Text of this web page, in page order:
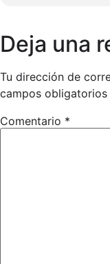
Deja una
Tu dirección de
campos
Comentario *